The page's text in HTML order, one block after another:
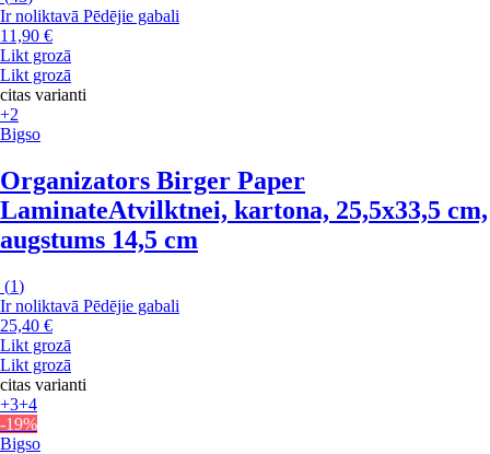
Ir noliktavā Pēdējie gabali
11,90 €
Likt grozā
Likt grozā
citas varianti
+2
Bigso
Organizators Birger Paper
LaminateAtvilktnei, kartona, 25,5x33,5 cm,
augstums 14,5 cm
(1)
Ir noliktavā Pēdējie gabali
25,40 €
Likt grozā
Likt grozā
citas varianti
+3+4
-19%
Bigso